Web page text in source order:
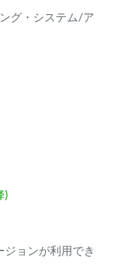
グ・システム/ア
)
ジョンが利用でき